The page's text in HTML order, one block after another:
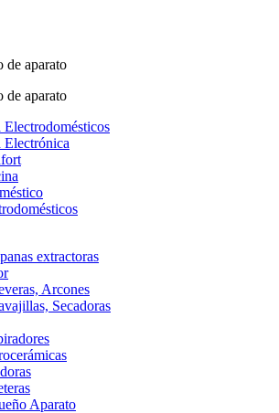
de aparato
de aparato
Electrodomésticos
Electrónica
extractoras
Arcones
Secadoras
Aparato